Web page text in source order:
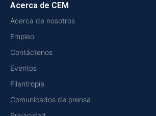
Acerca de CEM
Acerca de nosotros
Empleo
Contáctenos
Eventos
Filantropía
Comunicados de prensa